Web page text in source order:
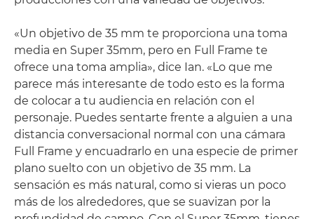
«Un objetivo de 35 mm te proporciona una toma
media en Super 35mm, pero en Full Frame te
ofrece una toma amplia», dice Ian. «Lo que me
parece más interesante de todo esto es la forma
de colocar a tu audiencia en relación con el
personaje. Puedes sentarte frente a alguien a una
distancia conversacional normal con una cámara
Full Frame y encuadrarlo en una especie de primer
plano suelto con un objetivo de 35 mm. La
sensación es más natural, como si vieras un poco
más de los alrededores, que se suavizan por la